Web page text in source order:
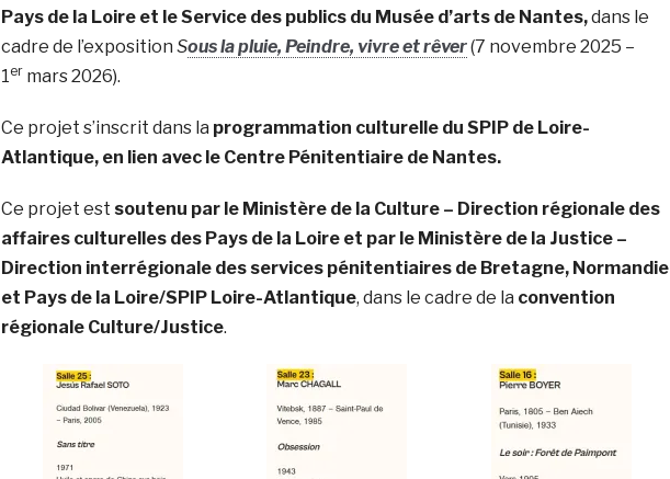
Pays de la Loire et le Service des publics du Musée d’arts de Nantes,dans le
cadre de l’exposition Sous la pluie, Peindre, vivre et rêver(7 novembre 2025 –
1ermars 2026).
Ce projet s’inscrit dans la programmation culturelle du SPIP de Loire-
Atlantique, en lien avec le Centre Pénitentiaire de Nantes.
Ce projet est soutenu par le Ministère de la Culture – Direction régionale des
affaires culturelles des Pays de la Loire et par le Ministère de la Justice –
Direction interrégionale des services pénitentiaires de Bretagne, Normandie
et Pays de la Loire/SPIP Loire-Atlantique, dans le cadre de la convention
régionale Culture/Justice.